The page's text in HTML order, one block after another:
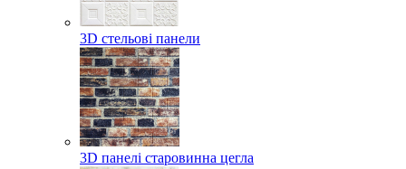
3D стельові панели
3D панелі старовинна цегла